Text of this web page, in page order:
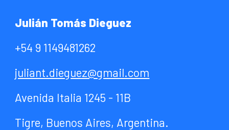
Julián Tomás Dieguez
+54 9 1149481262
juliant.dieguez@gmail.com
Avenida Italia 1245 - 11B
Tigre, Buenos Aires, Argentina.